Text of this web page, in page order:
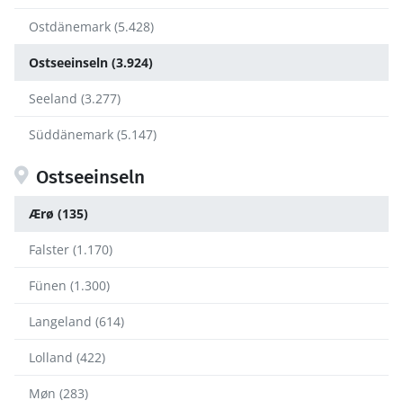
Ostdänemark (5.428)
Ostseeinseln (3.924)
Seeland (3.277)
Süddänemark (5.147)
Ostseeinseln
Ærø (135)
Falster (1.170)
Fünen (1.300)
Langeland (614)
Lolland (422)
Møn (283)